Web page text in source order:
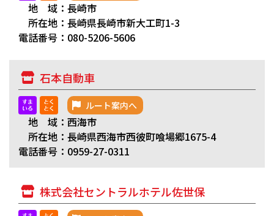
地 域：長崎市
所在地：長崎県長崎市新大工町1-3
電話番号：080-5206-5606
石本自動車
ルート案内へ
地 域：西海市
所在地：長崎県西海市西彼町喰場郷1675-4
電話番号：0959-27-0311
株式会社セントラルホテル佐世保